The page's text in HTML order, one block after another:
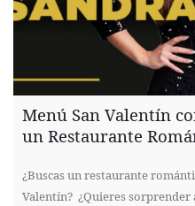
Menú San Valentín
un Restaurante
¿Buscas un restaurante
Valentín? ¿Quieres sorprender